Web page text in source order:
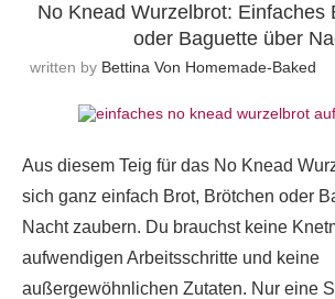
No Knead Wurzelbrot: Einfaches
oder Baguette über
written by Bettina Von Homemade-Baked
Aus diesem Teig für das No Knead
sich ganz einfach Brot, Brötchen oder
Nacht zaubern. Du brauchst keine
aufwendigen Arbeitsschritte und keine
außergewöhnlichen Zutaten. Nur eine